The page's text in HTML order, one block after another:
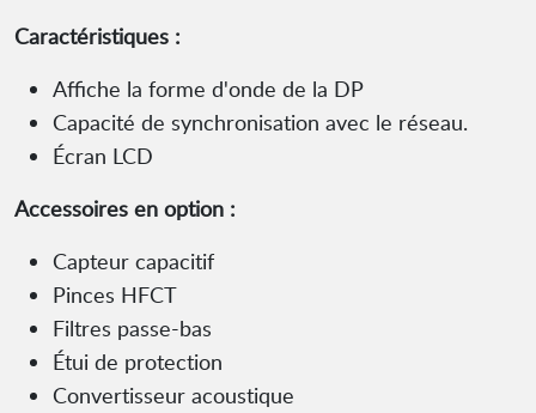
Caractéristiques :
Affiche la forme d'onde de la DP
Capacité de synchronisation avec le réseau.
Écran LCD
Accessoires en option :
Capteur capacitif
Pinces HFCT
Filtres passe-bas
Étui de protection
Convertisseur acoustique